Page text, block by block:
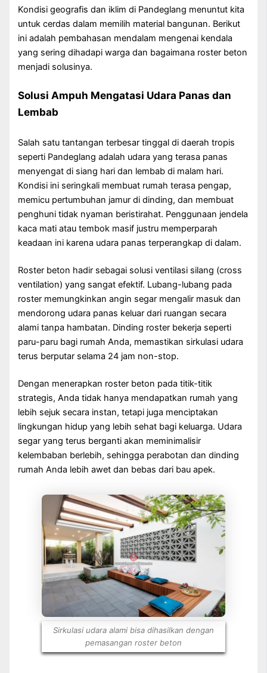
Kondisi geografis dan iklim di Pandeglang menuntut kita
untuk cerdas dalam memilih material bangunan. Berikut
ini adalah pembahasan mendalam mengenai kendala
yang sering dihadapi warga dan bagaimana roster beton
menjadi solusinya.
Solusi Ampuh Mengatasi Udara Panas dan
Lembab
Salah satu tantangan terbesar tinggal di daerah tropis
seperti Pandeglang adalah udara yang terasa panas
menyengat di siang hari dan lembab di malam hari.
Kondisi ini seringkali membuat rumah terasa pengap,
memicu pertumbuhan jamur di dinding, dan membuat
penghuni tidak nyaman beristirahat. Penggunaan jendela
kaca mati atau tembok masif justru memperparah
keadaan ini karena udara panas terperangkap di dalam.
Roster beton hadir sebagai solusi ventilasi silang (cross
ventilation) yang sangat efektif. Lubang-lubang pada
roster memungkinkan angin segar mengalir masuk dan
mendorong udara panas keluar dari ruangan secara
alami tanpa hambatan. Dinding roster bekerja seperti
paru-paru bagi rumah Anda, memastikan sirkulasi udara
terus berputar selama 24 jam non-stop.
Dengan menerapkan roster beton pada titik-titik
strategis, Anda tidak hanya mendapatkan rumah yang
lebih sejuk secara instan, tetapi juga menciptakan
lingkungan hidup yang lebih sehat bagi keluarga. Udara
segar yang terus berganti akan meminimalisir
kelembaban berlebih, sehingga perabotan dan dinding
rumah Anda lebih awet dan bebas dari bau apek.
Sirkulasi udara alami bisa dihasilkan dengan
pemasangan roster beton